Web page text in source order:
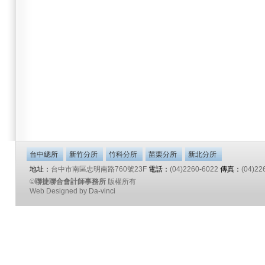
台中總所 新竹分所 竹科分所 苗栗分所
新北分所
地址： 台中市南區忠明南路760號23F 電話： (04)2260-6022 傳真：
©聯捷聯合會計師事務所 版權所有
Web Designed by Da-vinci